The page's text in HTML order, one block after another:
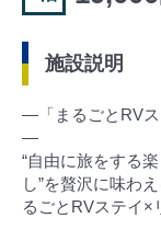
施設説明
―「まるごとRVス
―
“自由に旅をする
し”を贅沢に味わ
るごとRVステイ×